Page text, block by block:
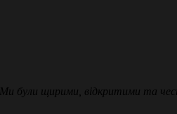
Ми були щирими, відкритими та